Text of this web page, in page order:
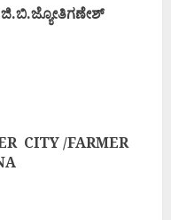
ಜಿ.ಬಿ.ಜ್ಯೋತಿಗಣೇಶ್
CITY /FARMER